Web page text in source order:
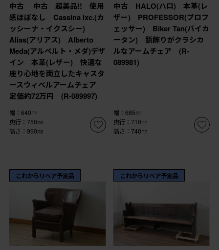
中古 中古 超美品!! 使用
感ほぼなし Cassina ixc.(カ
ッシーナ・イクスシー)
Alias(アリアス) Alberto
Meda(アルベルト・メダ)デザ
イン 本革(レザー) 快適な
座り心地を両立したキャスタ
ースウィベルアームチェア
定価約72万円 (R-089997)
幅：640㎜
奥行：750㎜
高さ：990㎜
中古 HALO(ハロ) 本革(レ
ザー) PROFESSOR(プロフ
ェッサー) Biker Tan(バイカ
ータン) 鋲飾りがクラシカ
ルなアームチェア (R-
089981)
幅：685㎜
奥行：710㎜
高さ：740㎜
これからリペア予定品 これからリペア予定品